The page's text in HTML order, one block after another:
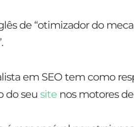
de “otimizador do
em SEO tem como
do seu sitenos motores